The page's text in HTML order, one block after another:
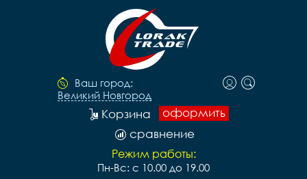
Ваш город:
Великий Новгород
оформить
Корзина
сравнение
Режим работы:
Пн-Вс: с 10.00 до 19.00